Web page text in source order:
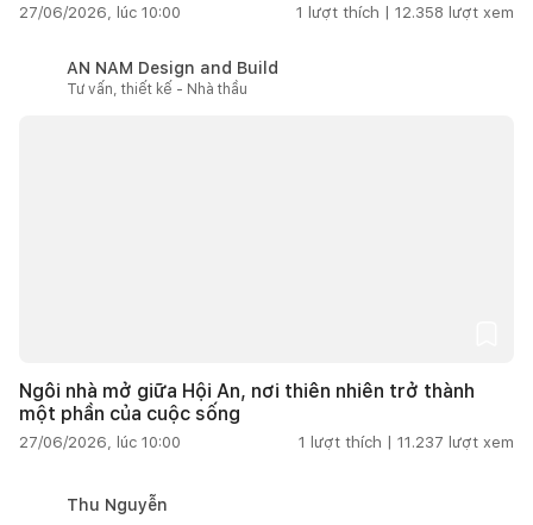
27/06/2026, lúc 10:00 1 lượt thích | 12.358 lượt xem
AN NAM Design and Build
Tư vấn, thiết kế - Nhà thầu
Ngôi nhà mở giữa Hội An, nơi thiên nhiên trở thành
một phần của cuộc sống
27/06/2026, lúc 10:00 1 lượt thích | 11.237 lượt xem
Thu Nguyễn